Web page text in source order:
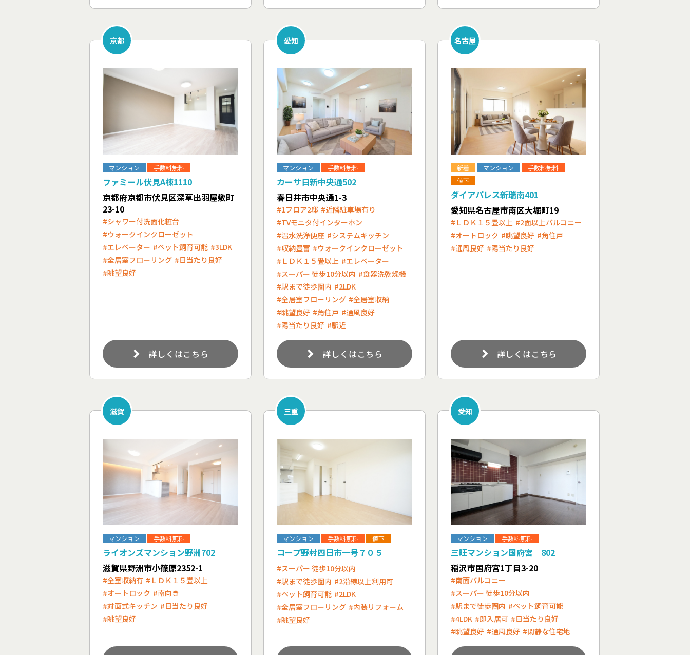
京都
マンション 手数料無料
ファミール伏見A棟1110
京都府京都市伏見区深草出羽屋敷町
23-10
#シャワー付洗面化粧台
#ウォークインクローゼット
#エレベーター #ペット飼育可能 #3LDK
#全居室フローリング #日当たり良好
#眺望良好
詳しくはこちら
愛知
マンション 手数料無料
カーサ日新中央通502
春日井市中央通1-3
#1フロア2邸 #近隣駐車場有り
#TVモニタ付インターホン
#温水洗浄便座 #システムキッチン
#収納豊富 #ウォークインクローゼット
#ＬＤＫ１５畳以上 #エレベーター
#スーパー 徒歩10分以内 #食器洗乾燥機
#駅まで徒歩圏内 #2LDK
#全居室フローリング #全居室収納
#眺望良好 #角住戸 #通風良好
#陽当たり良好 #駅近
詳しくはこちら
名古屋
新着 マンション
手数料無料
値下
ダイアパレス新瑞南401
愛知県名古屋市南区大堀町19
#ＬＤＫ１５畳以上 #2面以上バルコニー
#オートロック #眺望良好 #角住戸
#通風良好 #陽当たり良好
詳しくはこちら
滋賀
マンション 手数料無料
ライオンズマンション野洲702
滋賀県野洲市小篠原2352-1
#全室収納有 #ＬＤＫ１５畳以上
#オートロック #南向き
#対面式キッチン #日当たり良好
#眺望良好
三重
マンション 手数料無料 値下
コープ野村四日市一号７０５
#スーパー 徒歩10分以内
#駅まで徒歩圏内 #2沿線以上利用可
#ペット飼育可能 #2LDK
#全居室フローリング #内装リフォーム
#眺望良好
愛知
マンション 手数料無料
三旺マンション国府宮 802
稲沢市国府宮1丁目3-20
#南面バルコニー
#スーパー 徒歩10分以内
#駅まで徒歩圏内 #ペット飼育可能
#4LDK #即入居可 #日当たり良好
#眺望良好 #通風良好 #閑静な住宅地